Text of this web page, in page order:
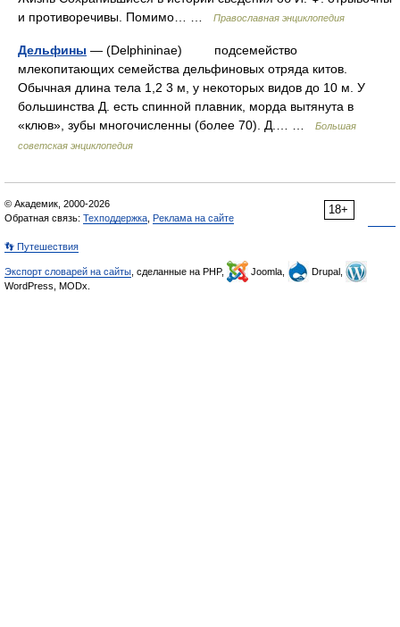
и противоречивы. Помимо… …
Православная энциклопедия
Дельфины — (Delphininae) подсемейство
млекопитающих семейства дельфиновых отряда китов.
Обычная длина тела 1,2 3 м, у некоторых видов до 10 м. У
большинства Д. есть спинной плавник, морда вытянута в
«клюв», зубы многочисленны (более 70). Д.… …
Большая
советская энциклопедия
18+
© Академик, 2000-2026
Обратная связь: Техподдержка Реклама на сайте
👣 Путешествия
Экспорт словарей на сайты , сделанные на PHP, Joomla,
Drupal,
WordPress, MODx.